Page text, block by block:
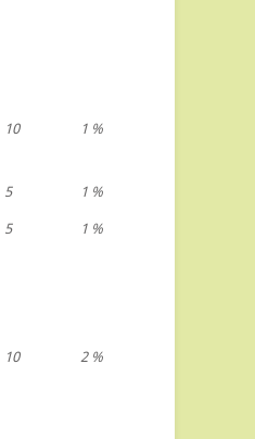
10 1 %
5 1 %
5 1 %
10 2 %